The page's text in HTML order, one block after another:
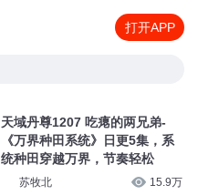
打开APP
天域丹尊1207 吃瘪的两兄弟-
《万界种田系统》日更5集，系
统种田穿越万界，节奏轻松
苏牧北 15.9万